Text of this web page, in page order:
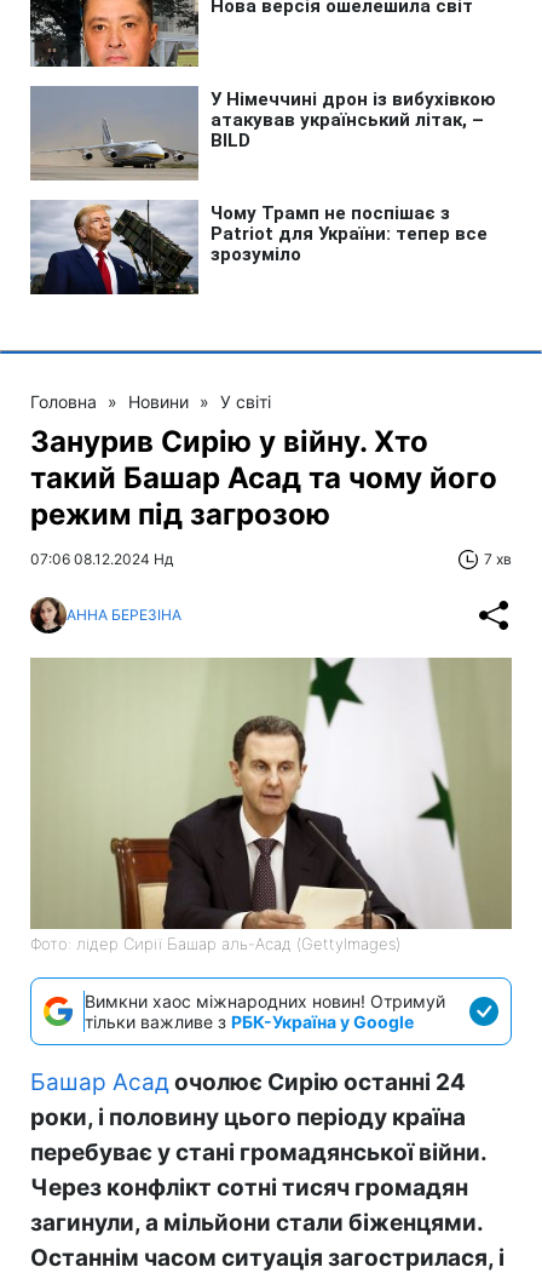
Головна » Новини » У світі
Занурив Сирію у війну. Хто
такий Башар Асад та чому його
режим під загрозою
07:06 08.12.2024 Нд 7 хв
АННА БЕРЕЗІНА
Фото: лідер Сирії Башар аль-Асад (GettyImages)
Вимкни хаос міжнародних новин! Отримуй
тільки важливе з РБК-Україна у Google
Башар Асадочолює Сирію останні 24
роки, і половину цього періоду країна
перебуває у стані громадянської війни.
Через конфлікт сотні тисяч громадян
загинули, а мільйони стали біженцями.
Останнім часом ситуація загострилася, і